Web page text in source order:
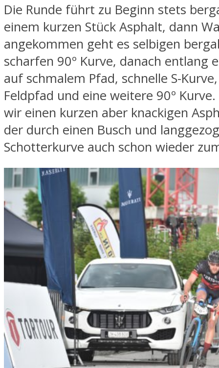
Die Runde führt zu Beginn stets
einem kurzen Stück Asphalt, dann
angekommen geht es selbigen
scharfen 90º Kurve, danach entlang
auf schmalem Pfad, schnelle S-
Feldpfad und eine weitere 90º
wir einen kurzen aber knackigen
der durch einen Busch und
Schotterkurve auch schon wieder